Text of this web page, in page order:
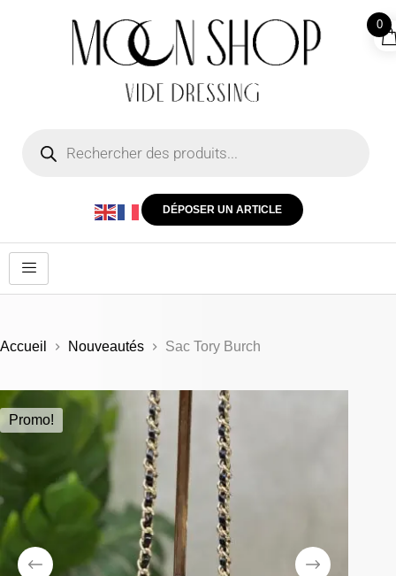
DÉPOSER UN ARTICLE
Accueil Nouveautés Sac Tory Burch
Promo!
0